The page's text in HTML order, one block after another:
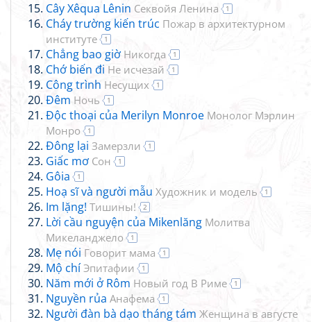
Cây Xêqua Lênin Секвойя Ленина 1
Cháy trường kiến trúc Пожар в архитектурном
институте
1
Chẳng bao giờ Никогда 1
Chớ biến đi Не исчезай 1
Công trình Hесущих 1
Đêm Ночь 1
Độc thoại của Merilyn Monroe Монолог Мэрлин
Монро
1
Đông lại Замерзли 1
Giấc mơ Сон 1
Gôia 1
Hoạ sĩ và người mẫu Художник и модель 1
Im lặng! Тишины! 2
Lời cầu nguyện của Mikenlăng Молитва
Микеланджело
1
Mẹ nói Говорит мама 1
Mộ chíЭпитафии 1
Năm mới ở Rôm Новый год В Риме 1
Nguyền rủa Анафема 1
Người đàn bà dạo tháng tám Женщина в августе